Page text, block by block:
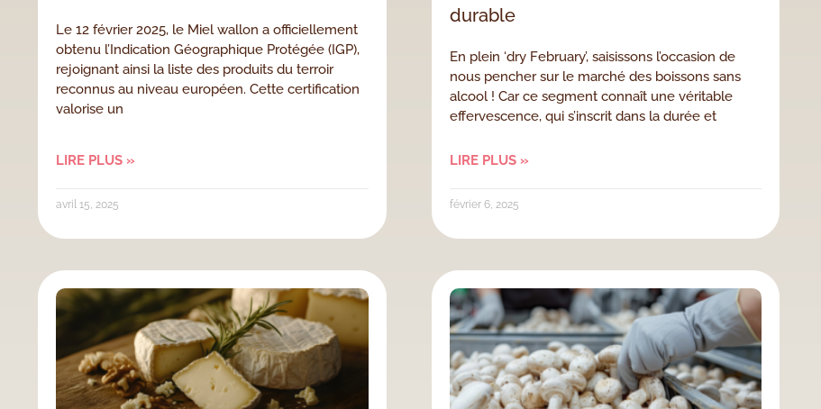
Le 12 février 2025, le Miel wallon a officiellement
obtenu l’Indication Géographique Protégée (IGP),
rejoignant ainsi la liste des produits du terroir
reconnus au niveau européen. Cette certification
valorise un
LIRE PLUS »
avril 15, 2025
durable
En plein ‘dry February’, saisissons l’occasion de
nous pencher sur le marché des boissons sans
alcool ! Car ce segment connaît une véritable
effervescence, qui s’inscrit dans la durée et
LIRE PLUS »
février 6, 2025